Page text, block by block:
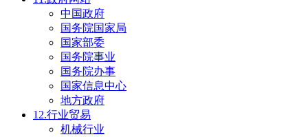
中国政府
国务院国家局
国家部委
国务院事业
国务院办事
国家信息中心
地方政府
12.行业贸易
机械行业